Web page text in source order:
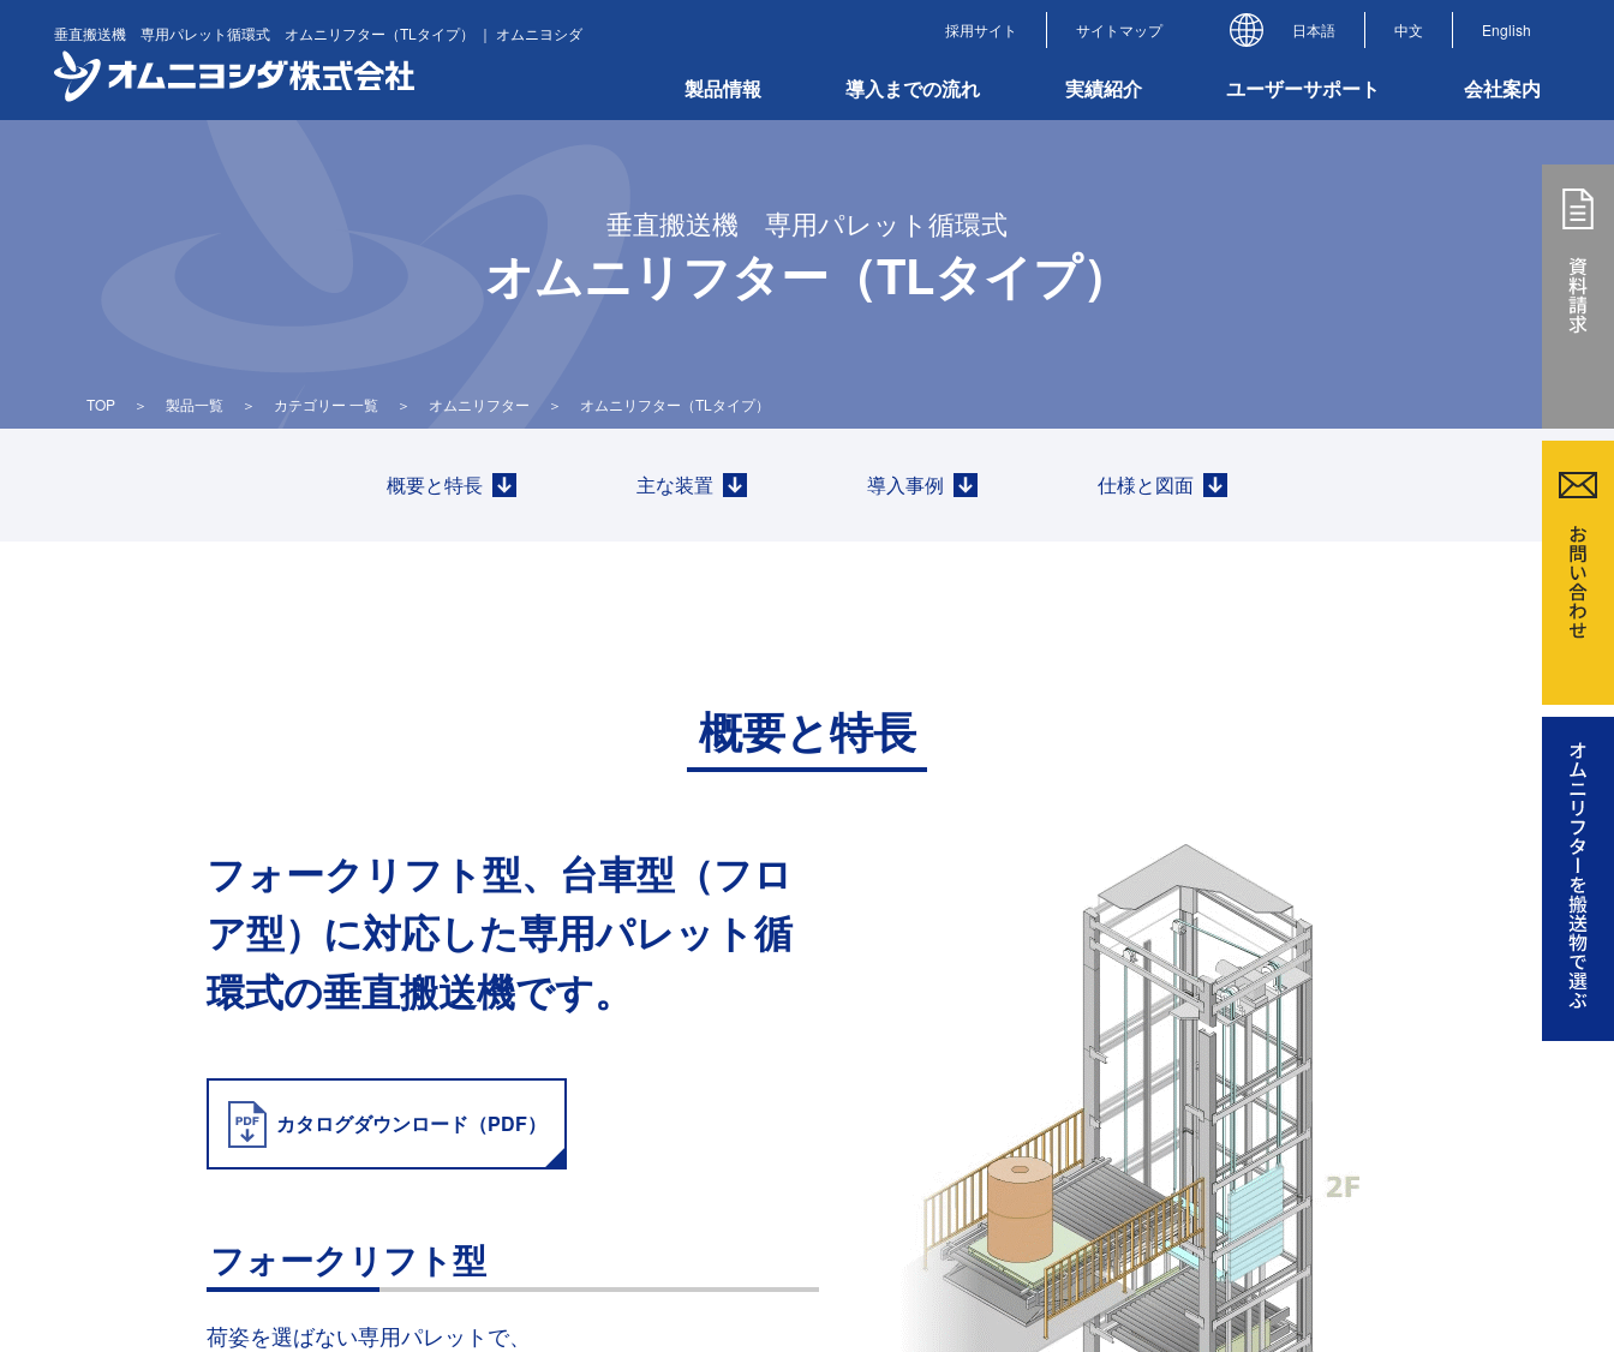
content
垂直搬送機 専用パレット循環式 オムニリフター（TLタイプ） ｜ オムニヨシダ
製品情報 導入までの流れ 実績紹介 ユーザーサポート 会社案内
採用サイト サイトマップ 日本語 中文 English
垂直搬送機 専用パレット循環式
オムニリフター（TLタイプ）
TOP ＞ 製品一覧 ＞ カテゴリー 一覧 ＞ オムニリフター ＞ オムニリフター（TLタイプ）
概要と特長 主な装置 導入事例 仕様と図面
概要と特長
フォークリフト型、台車型（フロ
ア型）に対応した専用パレット循
環式の垂直搬送機です。
カタログダウンロード（PDF）
フォークリフト型
荷姿を選ばない専用パレットで、